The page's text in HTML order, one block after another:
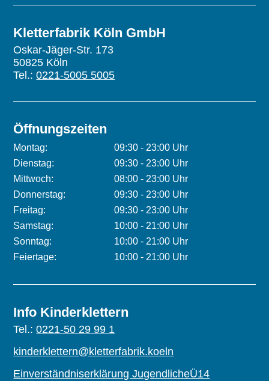
Kletterfabrik Köln GmbH
Oskar-Jäger-Str. 173
50825 Köln
Tel.:0221-5005 5005
Öffnungszeiten
Montag:
09:30 - 23:00 Uhr
Dienstag:
09:30 - 23:00 Uhr
Mittwoch:
08:00 - 23:00 Uhr
Donnerstag:
09:30 - 23:00 Uhr
Freitag:
09:30 - 23:00 Uhr
Samstag:
10:00 - 21:00 Uhr
Sonntag:
10:00 - 21:00 Uhr
Feiertage:
10:00 - 21:00 Uhr
Info Kinderklettern
Tel.:0221-50 29 99 1
kinderklettern@kletterfabrik.koeln
Einverständniserklärung JugendlicheÜ14